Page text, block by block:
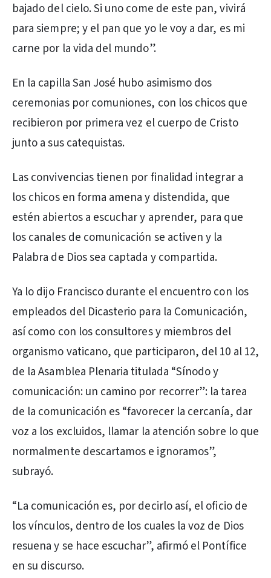
bajado del cielo. Si uno come de este pan, vivirá
para siempre; y el pan que yo le voy a dar, es mi
carne por la vida del mundo”.
En la capilla San José hubo asimismo dos
ceremonias por comuniones, con los chicos que
recibieron por primera vez el cuerpo de Cristo
junto a sus catequistas.
Las convivencias tienen por finalidad integrar a
los chicos en forma amena y distendida, que
estén abiertos a escuchar y aprender, para que
los canales de comunicación se activen y la
Palabra de Dios sea captada y compartida.
Ya lo dijo Francisco durante el encuentro con los
empleados del Dicasterio para la Comunicación,
así como con los consultores y miembros del
organismo vaticano, que participaron, del 10 al 12,
de la Asamblea Plenaria titulada “Sínodo y
comunicación: un camino por recorrer”: la tarea
de la comunicación es “favorecer la cercanía, dar
voz a los excluidos, llamar la atención sobre lo que
normalmente descartamos e ignoramos”,
subrayó.
“La comunicación es, por decirlo así, el oficio de
los vínculos, dentro de los cuales la voz de Dios
resuena y se hace escuchar”, afirmó el Pontífice
en su discurso.